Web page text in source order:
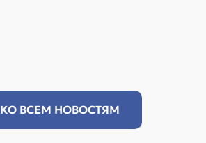
КО ВСЕМ НОВОСТЯМ